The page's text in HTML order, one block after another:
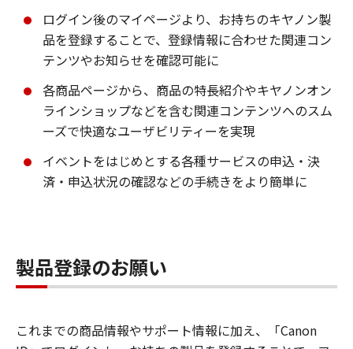
ログイン後のマイページより、お持ちのキヤノン製
品を登録することで、登録情報に合わせた関連コン
テンツやお知らせを確認可能に
各商品ページから、商品の特長紹介やキヤノンオン
ラインショップなどを含む関連コンテンツへのスム
ーズで快適なユーザビリティーを実現
イベントをはじめとする各種サービスの申込・決
済・申込状況の確認などの手続きをより簡単に
製品登録のお願い
これまでの商品情報やサポート情報に加え、「Canon